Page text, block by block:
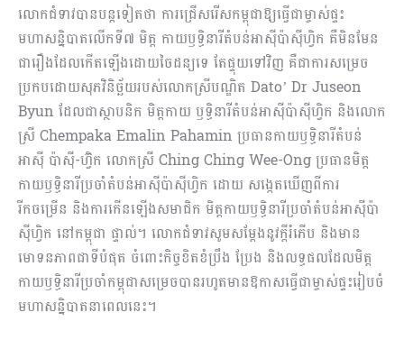
លោកជំទាវបានបន្តទៀតថា ការជ្រើសរើសកម្ពុជាឱ្យធ្វើជាម្ចាស់ផ្ទះ
មហាសន្និបាតលើកទី៧ មិត្ត កាយឫទ្ធិនារីតំបន់អាស៊ីប៉ាស៊ីហ្វិក គឺមិនមែន
ជារឿងដែលកើតឡើងដោយចៃដន្យទេ តែផ្ទុយទៅវិញ គឺជាការសម្រេច
ប្រកបដោយសុភវិនិច្ឆ័យរបស់លោកស្រីបណ្ឌិត Dato’ Dr Juseon
Byun ដែលជាស្ថាបនិក មិត្តកាយ ឫទ្ធិនារីតំបន់អាស៊ីប៉ាស៊ីហ្វិក និងលោក
ស្រី Chempaka Emalin Pahamin ប្រធានកាយឫទ្ធិនារីតំបន់
អាស៊ី ប៉ាស៊ី-ហ៊្វិក លោកស្រី Ching Ching Wee-Ong ប្រធានមិត្ត
កាយឫទ្ធិនារីប្រចាំតំបន់អាស៊ីប៉ាស៊ីហ្វិក ដោយ សង្កេតឃើញពីការ
រីកចម្រើន និងការកើនឡើងសមាជិក មិត្តកាយឫទ្ធិនារីប្រចាំតំបន់អាស៊ីប៉ា
ស៊ីហ្វិក នៅកម្ពុជា ផ្ទាល់។ លោកជំទាវសូមសម្តែងនូវក្តីរំភើប និងមាន
មោទនភាពជាទីបំផុត ចំពោះកិច្ចខិតខំប្រឹង ប្រែង និងលទ្ធផលដែលមិត្ត
កាយឫទ្ធិនារីប្រចាំកម្ពុជាសម្រេចបានរហូតមានឱកាសធ្វើជាម្ចាស់ផ្ទះរៀបចំ
មហាសន្និបាតនាពេលនេះ។